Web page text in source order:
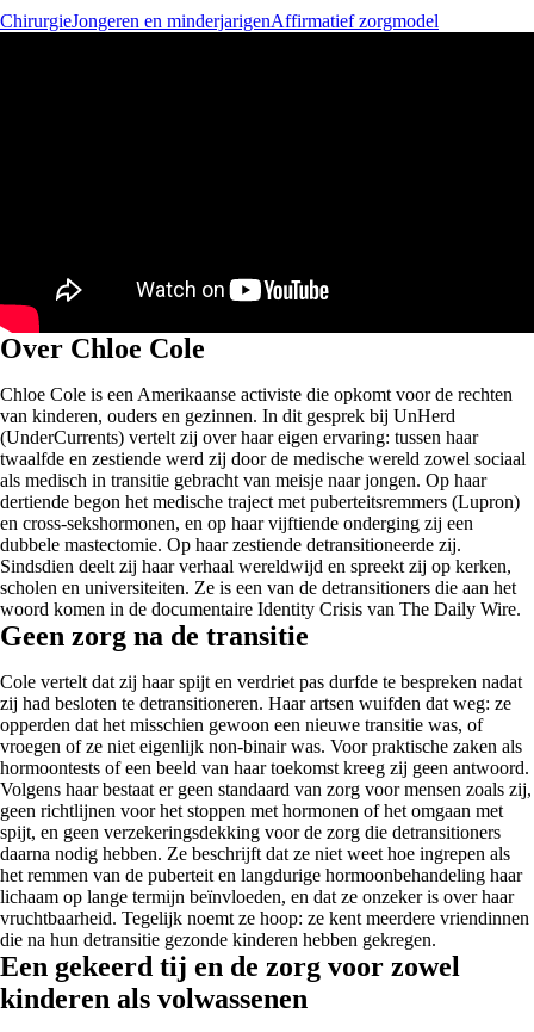
ChirurgieJongeren en minderjarigenAffirmatief zorgmodel
Over Chloe Cole
Chloe Cole is een Amerikaanse activiste die opkomt voor de rechten
van kinderen, ouders en gezinnen. In dit gesprek bij UnHerd
(UnderCurrents) vertelt zij over haar eigen ervaring: tussen haar
twaalfde en zestiende werd zij door de medische wereld zowel sociaal
als medisch in transitie gebracht van meisje naar jongen. Op haar
dertiende begon het medische traject met puberteitsremmers (Lupron)
en cross-sekshormonen, en op haar vijftiende onderging zij een
dubbele mastectomie. Op haar zestiende detransitioneerde zij.
Sindsdien deelt zij haar verhaal wereldwijd en spreekt zij op kerken,
scholen en universiteiten. Ze is een van de detransitioners die aan het
woord komen in de documentaire Identity Crisis van The Daily Wire.
Geen zorg na de transitie
Cole vertelt dat zij haar spijt en verdriet pas durfde te bespreken nadat
zij had besloten te detransitioneren. Haar artsen wuifden dat weg: ze
opperden dat het misschien gewoon een nieuwe transitie was, of
vroegen of ze niet eigenlijk non-binair was. Voor praktische zaken als
hormoontests of een beeld van haar toekomst kreeg zij geen antwoord.
Volgens haar bestaat er geen standaard van zorg voor mensen zoals zij,
geen richtlijnen voor het stoppen met hormonen of het omgaan met
spijt, en geen verzekeringsdekking voor de zorg die detransitioners
daarna nodig hebben. Ze beschrijft dat ze niet weet hoe ingrepen als
het remmen van de puberteit en langdurige hormoonbehandeling haar
lichaam op lange termijn beïnvloeden, en dat ze onzeker is over haar
vruchtbaarheid. Tegelijk noemt ze hoop: ze kent meerdere vriendinnen
die na hun detransitie gezonde kinderen hebben gekregen.
Een gekeerd tij en de zorg voor zowel
kinderen als volwassenen